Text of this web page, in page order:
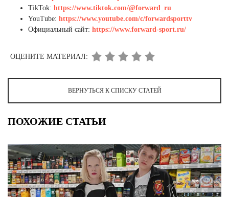
TikTok: https://www.tiktok.com/@forward_ru
YouTube: https://www.youtube.com/c/forwardsporttv
Официальный сайт: https://www.forward-sport.ru/
ОЦЕНИТЕ МАТЕРИАЛ:
ВЕРНУТЬСЯ К СПИСКУ СТАТЕЙ
ПОХОЖИЕ СТАТЬИ